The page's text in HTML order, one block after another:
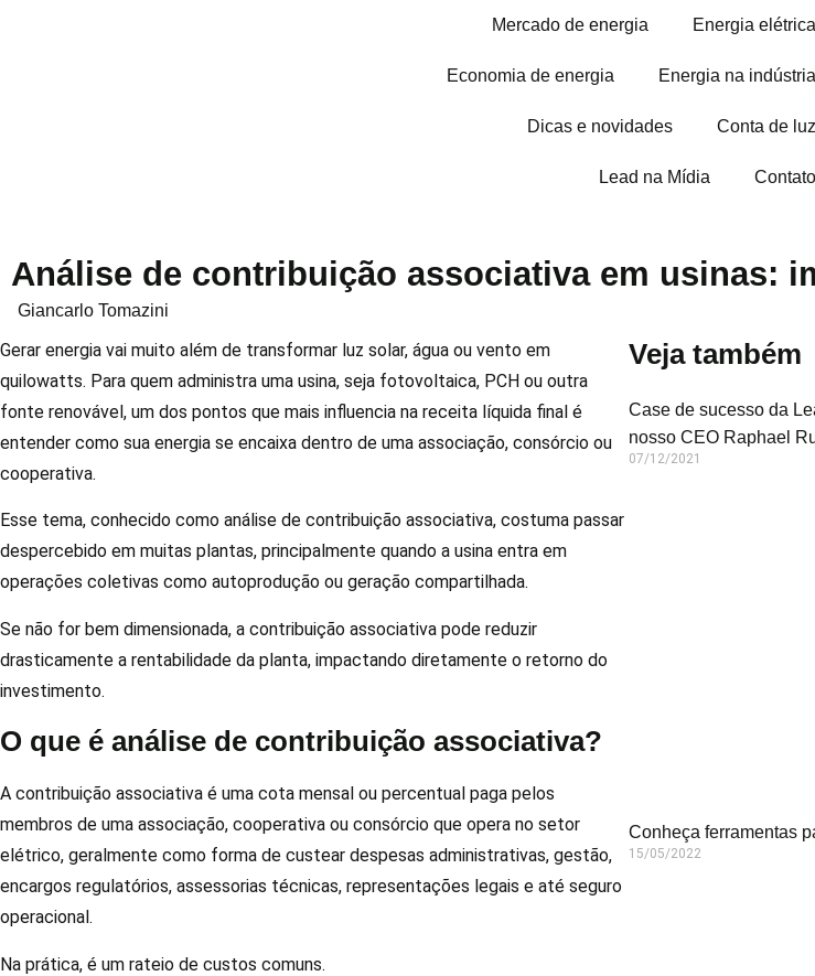
Mercado de energia Energia elétrica
Economia de energia Energia na indústria
Dicas e novidades Conta de luz
Lead na Mídia Contato
Análise de contribuição associativa em usinas:
Giancarlo Tomazini
Gerar energia vai muito além de transformar luz solar, água ou vento em
quilowatts. Para quem administra uma usina, seja fotovoltaica, PCH ou outra
fonte renovável, um dos pontos que mais influencia na receita líquida final é
entender como sua energia se encaixa dentro de uma associação, consórcio ou
cooperativa.
Esse tema, conhecido como análise de contribuição associativa, costuma passar
despercebido em muitas plantas, principalmente quando a usina entra em
operações coletivas como autoprodução ou geração compartilhada.
Se não for bem dimensionada, a contribuição associativa pode reduzir
drasticamente a rentabilidade da planta, impactando diretamente o retorno do
investimento.
O que é análise de contribuição associativa?
A contribuição associativa é uma cota mensal ou percentual paga pelos
membros de uma associação, cooperativa ou consórcio que opera no setor
elétrico, geralmente como forma de custear despesas administrativas, gestão,
encargos regulatórios, assessorias técnicas, representações legais e até seguro
operacional.
Na prática, é um rateio de custos comuns.
Veja também
Case de sucesso da
nosso CEO Raphael
07/12/2021
Conheça ferramentas
15/05/2022